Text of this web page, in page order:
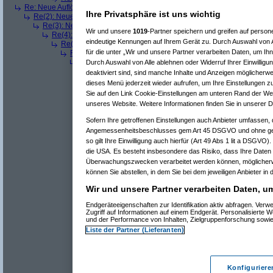
Re: Neue Auflösung: 5120x1600
Re(2): Neue Auflösung: 5120x1600( Pervasive am 11.07.2006,
Re(3): Neue Auflösung: 5120x1600
Re(4): Neue Auflösung: 5120x1600(Pervasiveam 11.07.2006,
Re(5): Neue Auflösung: 5120x1600(dizoam 11.07.2006,
Re(6): Neue Auflösung: 5120x1600(Pervasiveam
Re(7): Neue Auflösung: 5120x1600(dizoam 11.07.2006,
Re(8): Neue Auflösung: 5120x1600(Pervasiveam
Re(9): Neue Auflösung: 5120x1600(dizoam
Re(10): Neue Auflösung: 5120x1600
Pervasive
Re(11): Neue Auflösung: 5120x1600
Re(12): Neue Auflösung: 5120x1600
Des is ja eigentlich nur was für Leute die
wollen
Ich sehe Du kennst ihn nicht
Ihre Privatsphäre ist uns wichtig
Wir und unsere 1019-Partner speichern und greifen auf
eindeutige Kennungen auf Ihrem Gerät zu. Durch Auswahl
für die unter „Wir und unsere Partner verarbeiten Daten, um
Durch Auswahl von Alle ablehnen oder Widerruf Ihrer
deaktiviert sind, sind manche Inhalte und Anzeigen
dieses Menü jederzeit wieder aufrufen, um Ihre Einstellungen
Sie auf den Link Cookie-Einstellungen am unteren Rand der
unseres Website. Weitere Informationen finden Sie in unserer
Sofern Ihre getroffenen Einstellungen auch Anbieter
Angemessenheitsbeschlusses gem Art 45 DSGVO und ohne
so gilt Ihre Einwilligung auch hierfür (Art 49 Abs 1 lit a
die USA. Es besteht insbesondere das Risiko, dass Ihre
Überwachungszwecken verarbeitet werden können,
können Sie abstellen, in dem Sie bei dem jeweiligen Anbieter in
Wir und unsere Partner verarbeiten Daten,
Endgeräteeigenschaften zur Identifikation aktiv abfragen.
Zugriff auf Informationen auf einem Endgerät. Personalisierte
und der Performance von Inhalten, Zielgruppenforschung
Liste der Partner (Lieferanten)